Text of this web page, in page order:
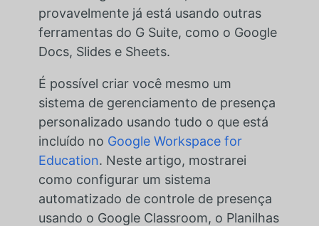
provavelmente já está usando outras
ferramentas do G Suite, como o Google
Docs, Slides e Sheets.
É possível criar você mesmo um
sistema de gerenciamento de presença
personalizado usando tudo o que está
incluído no Google Workspace for
Education. Neste artigo, mostrarei
como configurar um sistema
automatizado de controle de presença
usando o Google Classroom, o Planilhas